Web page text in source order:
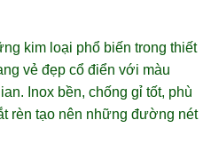
kim loại phổ biến trong thiết
vẻ đẹp cổ điển với màu
Inox bền, chống gỉ tốt, phù
rèn tạo nên những đường nét